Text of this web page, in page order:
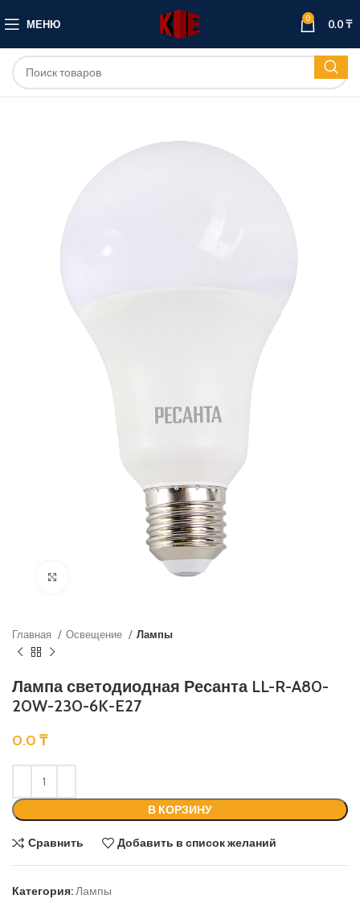
МЕНЮ 0 0.0₸
Нажмите, чтобы увеличить
Главная Освещение Лампы
Лампа светодиодная Ресанта LL-R-A80-
20W-230-6K-E27
0.0 ₸
В КОРЗИНУ
Сравнить Добавить в список желаний
Категория: Лампы